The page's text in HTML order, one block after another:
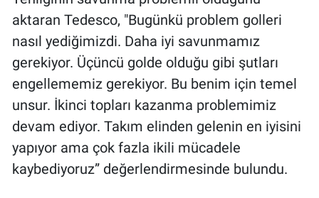
aktaran Tedesco, "Bugünkü problem golleri
nasıl yediğimizdi. Daha iyi savunmamız
gerekiyor. Üçüncü golde olduğu gibi şutları
engellememiz gerekiyor. Bu benim için temel
unsur. İkinci topları kazanma problemimiz
devam ediyor. Takım elinden gelenin en iyisini
yapıyor ama çok fazla ikili mücadele
kaybediyoruz” değerlendirmesinde bulundu.